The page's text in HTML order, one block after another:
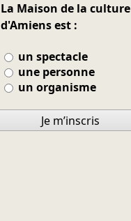
La Maison de la culture
d'Amiens est :
un spectacle
une personne
un organisme
Je m’inscris